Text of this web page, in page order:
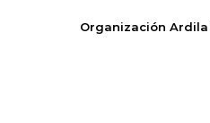
Organización